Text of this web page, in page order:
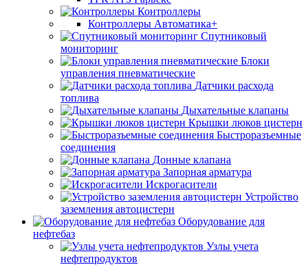
Контроллеры
Контроллеры Автоматика+
Спутниковый
мониторинг
Блоки
управления пневматические
Датчики расхода
топлива
Дыхательные клапаны
Крышки люков цистерн
Быстроразъемные
соединения
Донные клапана
Запорная арматура
Искрогасители
Устройство
заземления автоцистерн
Оборудование для
нефтебаз
Узлы учета
нефтепродуктов